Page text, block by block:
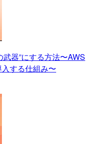
武器”にする方法〜AWS
する仕組み〜